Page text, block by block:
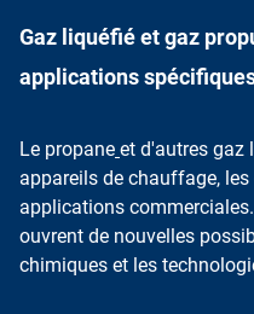
Gaz liquéfié et gaz
applications
Le propane et d'autres gaz
appareils de chauffage,
applications
ouvrent de nouvelles
chimiques et les